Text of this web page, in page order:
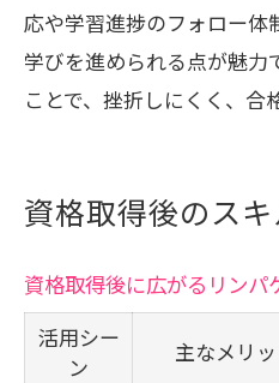
応や学習進捗のフォロー体
学びを進められる点が魅力
ことで、挫折しにくく、合
資格取得後のス
資格取得後に広がるリンパ
活用シー
ン
主なメリ